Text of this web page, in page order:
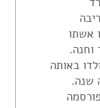
אשתו
וחנה.
באותה
שנה.